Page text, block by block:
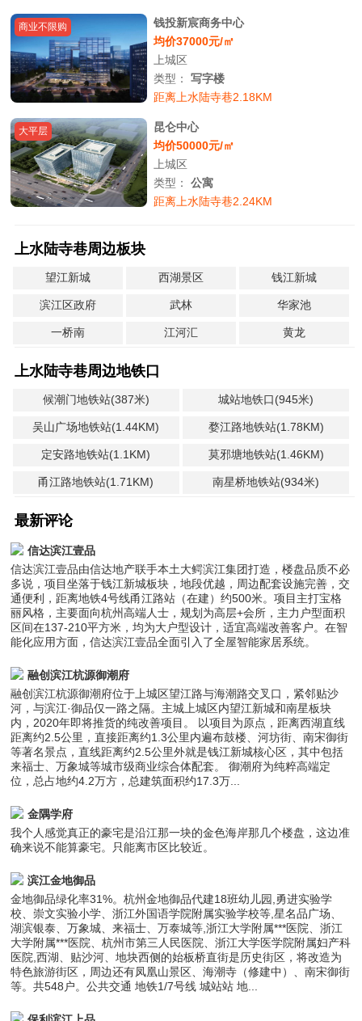
商业不限购
钱投新宸商务中心
均价37000元/㎡
上城区
类型：写字楼
距离上水陆寺巷2.18KM
大平层
昆仑中心
均价50000元/㎡
上城区
类型：公寓
距离上水陆寺巷2.24KM
上水陆寺巷周边板块
望江新城 西湖景区 钱江新城
滨江区政府 武林 华家池
一桥南 江河汇 黄龙
上水陆寺巷周边地铁口
候潮门地铁站(387米) 城站地铁口(945米)
吴山广场地铁站(1.44KM) 婺江路地铁站(1.78KM)
定安路地铁站(1.1KM) 莫邪塘地铁站(1.46KM)
甬江路地铁站(1.71KM) 南星桥地铁站(934米)
最新评论
信达滨江壹品
信达滨江壹品由信达地产联手本土大鳄滨江集团打造，楼盘品质不必
多说，项目坐落于钱江新城板块，地段优越，周边配套设施完善，交
通便利，距离地铁4号线甬江路站（在建）约500米。项目主打宝格
丽风格，主要面向杭州高端人士，规划为高层+会所，主力户型面积
区间在137-210平方米，均为大户型设计，适宜高端改善客户。在智
能化应用方面，信达滨江壹品全面引入了全屋智能家居系统。
融创滨江杭源御潮府
融创滨江杭源御潮府位于上城区望江路与海潮路交叉口，紧邻贴沙
河，与滨江·御品仅一路之隔。主城上城区内望江新城和南星板块
内，2020年即将推货的纯改善项目。 以项目为原点，距离西湖直线
距离约2.5公里，直接距离约1.3公里内遍布鼓楼、河坊街、南宋御街
等著名景点，直线距离约2.5公里外就是钱江新城核心区，其中包括
来福士、万象城等城市级商业综合体配套。 御潮府为纯粹高端定
位，总占地约4.2万方，总建筑面积约17.3万...
金隅学府
我个人感觉真正的豪宅是沿江那一块的金色海岸那几个楼盘，这边准
确来说不能算豪宅。只能离市区比较近。
滨江金地御品
金地御品绿化率31%。杭州金地御品代建18班幼儿园,勇进实验学
校、崇文实验小学、浙江外国语学院附属实验学校等,星名品广场、
湖滨银泰、万象城、来福士、万泰城等,浙江大学附属***医院、浙江
大学附属***医院、杭州市第三人民医院、浙江大学医学院附属妇产科
医院,西湖、贴沙河、地块西侧的始板桥直街是历史街区，将改造为
特色旅游街区，周边还有凤凰山景区、海潮寺（修建中）、南宋御街
等。共548户。公共交通 地铁1/7号线 城站站 地...